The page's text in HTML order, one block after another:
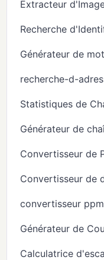
Extracteur
Recherche
Générateur de
recherche-d-
Statistiques de
Générateur de
Convertisseur de
Convertisseur de
convertisseur
Générateur de
Calculatrice